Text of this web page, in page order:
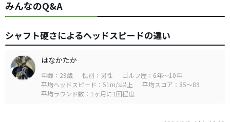
みんなのQ&A
シャフト硬さによるヘッドスピードの違い
はなかたか
年齢：29歳 性別：男性
ゴルフ歴：6年～10年
平均ヘッドスピード：51m/s以上
平均スコア：85～89
平均ラウンド数：1ヶ月に1回程度